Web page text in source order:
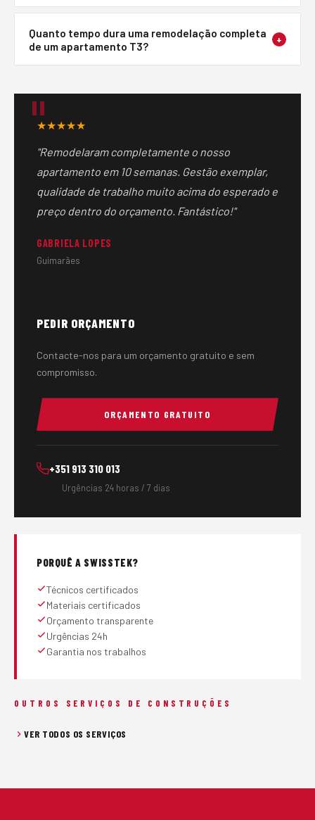
do custo da intervenção, especialmente quando inclui
modernização de instalações técnicas e melhoria
energética.
limpeza final do espaço. Entregamos a obra limpa e
pronta a usar.
Quanto tempo dura uma remodelação completa
de um apartamento T3?
+
(instalações, revestimentos e acabamentos) demora
geralmente entre 8 a 16 semanas dependendo do
âmbito e da disponibilidade de materiais.
★★★★★
"Remodelaram completamente o nosso
apartamento em 10 semanas. Gestão exemplar,
qualidade de trabalho muito acima do esperado e
preço dentro do orçamento. Fantástico!"
GABRIELA LOPES
Guimarães
PEDIR ORÇAMENTO
Contacte-nos para um orçamento gratuito e sem
compromisso.
ORÇAMENTO GRATUITO
+351 913 310 013
Urgências 24 horas / 7 dias
PORQUÊ A SWISSTEK?
Técnicos certificados
Materiais certificados
Orçamento transparente
Urgências 24h
Garantia nos trabalhos
OUTROS SERVIÇOS DE CONSTRUÇÕES
VER TODOS OS SERVIÇOS